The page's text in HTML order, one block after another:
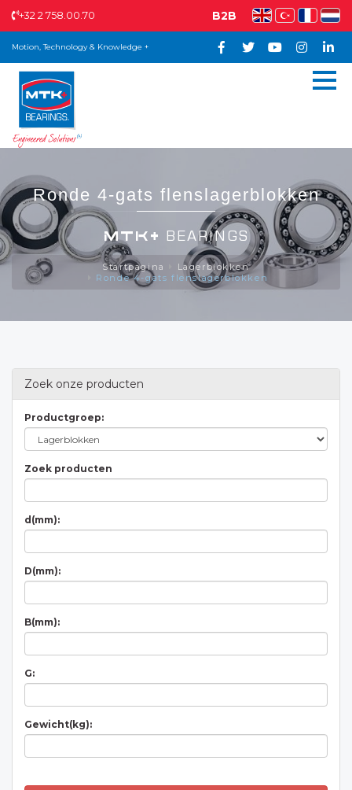
+32 2 758.00.70 B2B
Motion, Technology & Knowledge +
Ronde 4-gats flenslagerblokken
MTK+ BEARINGS
Startpagina
Lagerblokken
Ronde 4-gats flenslagerblokken
Zoek onze producten
Productgroep:
Zoek producten
d(mm):
D(mm):
B(mm):
G:
Gewicht(kg):